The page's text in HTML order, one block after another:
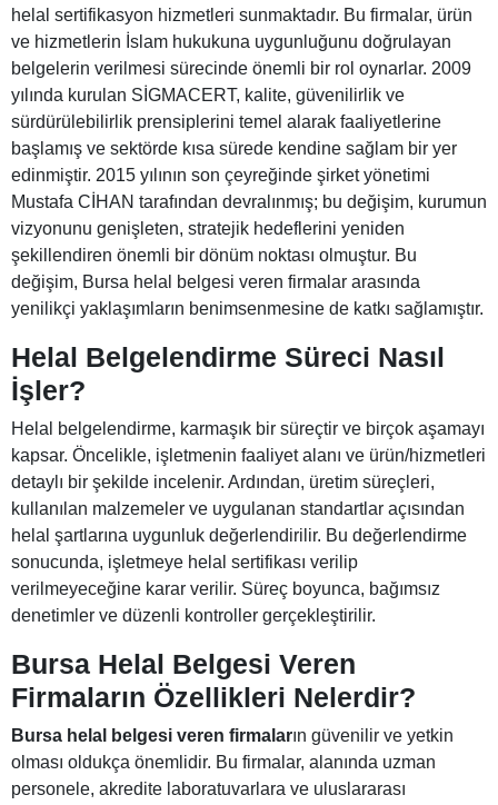
helal sertifikasyon hizmetleri sunmaktadır. Bu firmalar, ürün
ve hizmetlerin İslam hukukuna uygunluğunu doğrulayan
belgelerin verilmesi sürecinde önemli bir rol oynarlar. 2009
yılında kurulan SİGMACERT, kalite, güvenilirlik ve
sürdürülebilirlik prensiplerini temel alarak faaliyetlerine
başlamış ve sektörde kısa sürede kendine sağlam bir yer
edinmiştir. 2015 yılının son çeyreğinde şirket yönetimi
Mustafa CİHAN tarafından devralınmış; bu değişim, kurumun
vizyonunu genişleten, stratejik hedeflerini yeniden
şekillendiren önemli bir dönüm noktası olmuştur. Bu
değişim, Bursa helal belgesi veren firmalar arasında
yenilikçi yaklaşımların benimsenmesine de katkı sağlamıştır.
Helal Belgelendirme Süreci Nasıl
İşler?
Helal belgelendirme, karmaşık bir süreçtir ve birçok aşamayı
kapsar. Öncelikle, işletmenin faaliyet alanı ve ürün/hizmetleri
detaylı bir şekilde incelenir. Ardından, üretim süreçleri,
kullanılan malzemeler ve uygulanan standartlar açısından
helal şartlarına uygunluk değerlendirilir. Bu değerlendirme
sonucunda, işletmeye helal sertifikası verilip
verilmeyeceğine karar verilir. Süreç boyunca, bağımsız
denetimler ve düzenli kontroller gerçekleştirilir.
Bursa Helal Belgesi Veren
Firmaların Özellikleri Nelerdir?
Bursa helal belgesi veren firmaların güvenilir ve yetkin
olması oldukça önemlidir. Bu firmalar, alanında uzman
personele, akredite laboratuvarlara ve uluslararası